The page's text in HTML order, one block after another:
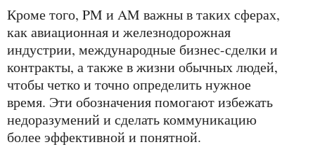
Кроме того, PM и AM важны в таких сферах,
как авиационная и железнодорожная
индустрии, международные бизнес-сделки и
контракты, а также в жизни обычных людей,
чтобы четко и точно определить нужное
время. Эти обозначения помогают избежать
недоразумений и сделать коммуникацию
более эффективной и понятной.